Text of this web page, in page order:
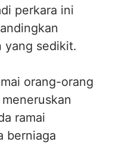
perkara ini
yang sedikit.
orang-orang
ramai
berniaga